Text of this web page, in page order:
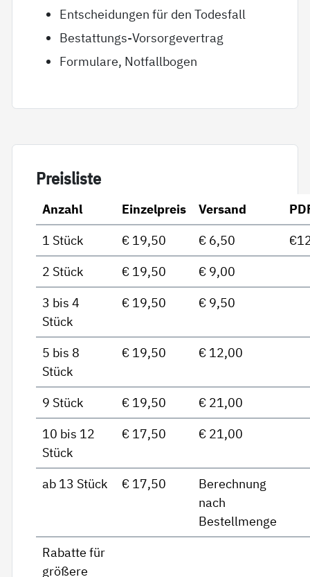
Entscheidungen für den Todesfall
Bestattungs-Vorsorgevertrag
Formulare, Notfallbogen
Preis­lis­te
Anzahl Einzelpreis Versand
1 Stück
€ 19,50 € 6,50
2 Stück
€ 19,50
€ 9,00
3 bis 4
Stück
€ 19,50 € 9,50
5 bis 8
Stück
€ 19,50 € 12,00
9 Stück € 19,50
€ 21,00
10 bis 12
Stück
€ 17,50 € 21,00
ab 13 Stück € 17,50
Berechnung
nach
Bestellmenge
Rabatte für
größere